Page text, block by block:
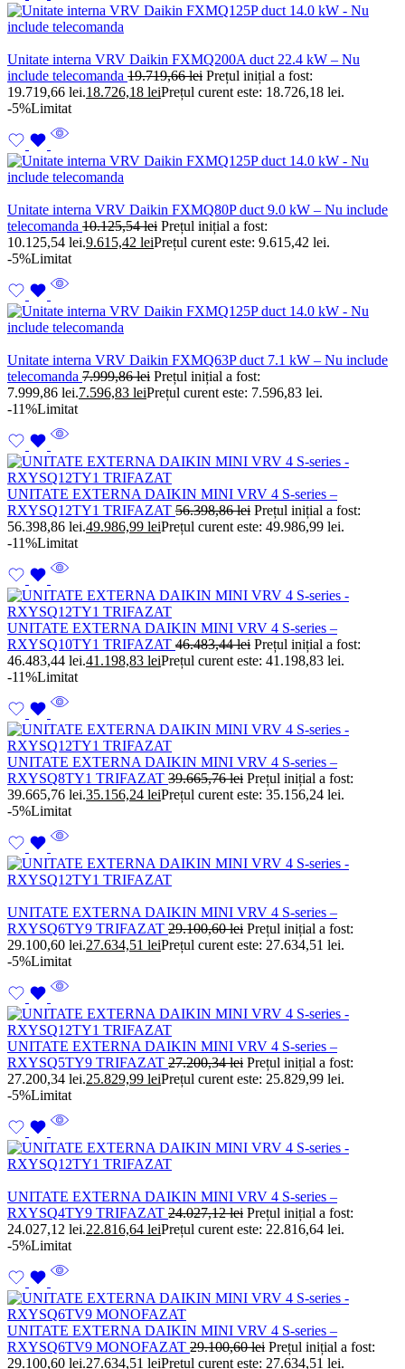
Unitate interna VRV Daikin FXMQ200A duct 22.4 kW – Nu
include telecomanda 19.719,66lei Prețul inițial a fost:
19.719,66 lei.18.726,18 leiPrețul curent este: 18.726,18 lei.
-5%Limitat
Unitate interna VRV Daikin FXMQ80P duct 9.0 kW – Nu include
telecomanda 10.125,54lei Prețul inițial a fost:
10.125,54 lei.9.615,42 leiPrețul curent este: 9.615,42 lei.
-5%Limitat
Unitate interna VRV Daikin FXMQ63P duct 7.1 kW – Nu include
telecomanda 7.999,86lei Prețul inițial a fost:
7.999,86 lei.7.596,83 leiPrețul curent este: 7.596,83 lei.
-11%Limitat
UNITATE EXTERNA DAIKIN MINI VRV 4 S-series –
RXYSQ12TY1 TRIFAZAT 56.398,86lei Prețul inițial a fost:
56.398,86 lei.49.986,99 leiPrețul curent este: 49.986,99 lei.
-11%Limitat
UNITATE EXTERNA DAIKIN MINI VRV 4 S-series –
RXYSQ10TY1 TRIFAZAT 46.483,44lei Prețul inițial a fost:
46.483,44 lei.41.198,83 leiPrețul curent este: 41.198,83 lei.
-11%Limitat
UNITATE EXTERNA DAIKIN MINI VRV 4 S-series –
RXYSQ8TY1 TRIFAZAT 39.665,76lei Prețul inițial a fost:
39.665,76 lei.35.156,24 leiPrețul curent este: 35.156,24 lei.
-5%Limitat
UNITATE EXTERNA DAIKIN MINI VRV 4 S-series –
RXYSQ6TY9 TRIFAZAT 29.100,60lei Prețul inițial a fost:
29.100,60 lei.27.634,51 leiPrețul curent este: 27.634,51 lei.
-5%Limitat
UNITATE EXTERNA DAIKIN MINI VRV 4 S-series –
RXYSQ5TY9 TRIFAZAT 27.200,34lei Prețul inițial a fost:
27.200,34 lei.25.829,99 leiPrețul curent este: 25.829,99 lei.
-5%Limitat
UNITATE EXTERNA DAIKIN MINI VRV 4 S-series –
RXYSQ4TY9 TRIFAZAT 24.027,12lei Prețul inițial a fost:
24.027,12 lei.22.816,64 leiPrețul curent este: 22.816,64 lei.
-5%Limitat
UNITATE EXTERNA DAIKIN MINI VRV 4 S-series –
RXYSQ6TV9 MONOFAZAT 29.100,60lei Prețul inițial a fost:
29.100,60 lei.27.634,51 leiPrețul curent este: 27.634,51 lei.